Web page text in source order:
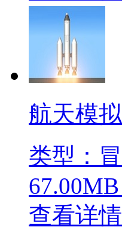
航天模
类型：
67.00MB
查看详情